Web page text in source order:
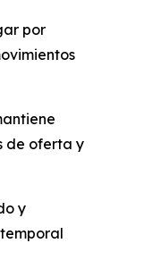
por
de oferta y
y